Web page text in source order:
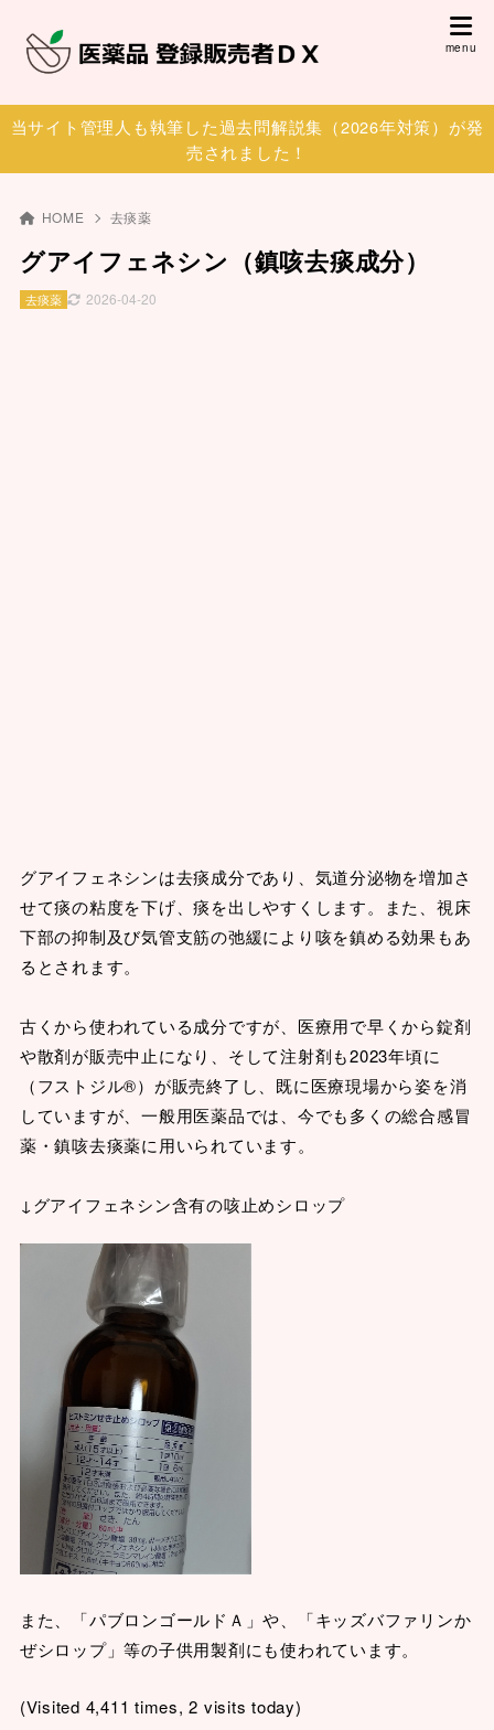
当サイト管理人も執筆した過去問解説集（2026年対策）が発
売されました！
HOME 去痰薬
グアイフェネシン（鎮咳去痰成分）
2026-04-20
去痰薬
グアイフェネシンは去痰成分であり、気道分泌物を増加さ
せて痰の粘度を下げ、痰を出しやすくします。また、視床
下部の抑制及び気管支筋の弛緩により咳を鎮める効果もあ
るとされます。
古くから使われている成分ですが、医療用で早くから錠剤
や散剤が販売中止になり、そして注射剤も2023年頃に
（フストジル®）が販売終了し、既に医療現場から姿を消
していますが、一般用医薬品では、今でも多くの総合感冒
薬・鎮咳去痰薬に用いられています。
↓グアイフェネシン含有の咳止めシロップ
また、「パブロンゴールドＡ」や、「キッズバファリンか
ぜシロップ」等の子供用製剤にも使われています。
(Visited 4,411 times, 2 visits today)